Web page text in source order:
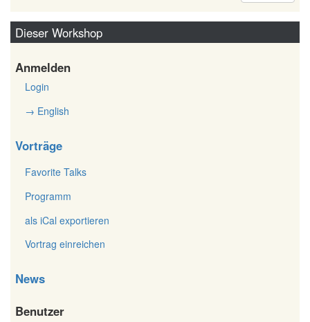
Dieser Workshop
Anmelden
Login
→ English
Vorträge
Favorite Talks
Programm
als iCal exportieren
Vortrag einreichen
News
Benutzer